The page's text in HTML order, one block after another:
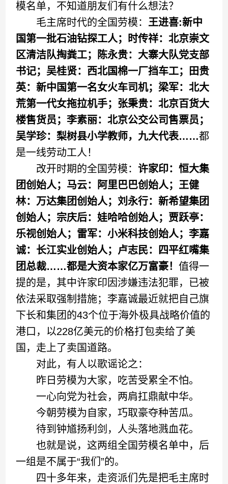
模名单，不知道朋友们有什么想法？
毛主席时代的全国劳模： 王进喜:新中
国第一批石油钻探工人；时传祥：北京崇文
区清洁队掏粪工；陈永贵：大寨大队党支部
书记；吴桂贤：西北国棉一厂挡车工；田贵
英：新中国第一名女火车司机；梁军：北大
荒第一代女拖拉机手；张秉贵：北京百货大
楼售货员；李素丽：北京公交公司售票员；
吴学珍：梨树县小学教师，九大代表……都
是一线劳动工人！
改开时期的全国劳模：许家印：恒大集
团创始人；马云：阿里巴巴创始人；王健
林：万达集团创始人；刘永行：新希望集团
创始人；宗庆后：娃哈哈创始人；贾跃亭：
乐视创始人；雷军：小米科技创始人；李嘉
诚：长江实业创始人；卢志民：四平红嘴集
团总裁……都是大资本家亿万富豪！值得一
提的是，其中许家印因涉嫌违法犯罪，已被
依法采取强制措施；李嘉诚最近就把自己旗
下长和集团的43个位于海外极具战略价值的
港口，以228亿美元的价格打包卖给了美
国，走上了卖国道路。
对此，有人以歌谣论之：
昨日劳模为大家，吃苦受累全不怕。
一心向党为社会，两肩扛鼎献中华。
今朝劳模为自家，巧取豪夺种苦瓜。
待到钟馗扬利剑，人头落地溅血花。
也就是说，这两组全国劳模名单中，后
一组是不属于“我们”的。
四十多年来，走资派们先是把毛主席时